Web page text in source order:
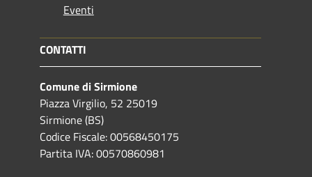
Eventi
CONTATTI
Comune di Sirmione
Piazza Virgilio, 52 25019
Sirmione (BS)
Codice Fiscale: 00568450175
Partita IVA: 00570860981